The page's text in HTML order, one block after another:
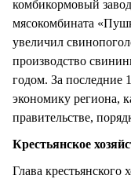
комбикормовый
мясокомбината
увеличил
производство
годом. За последние
экономику региона,
правительстве,
Крестьянское
Глава